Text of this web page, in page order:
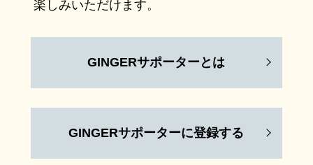
楽しみいただけます。
GINGERサポーターとは
GINGERサポーターに登録する